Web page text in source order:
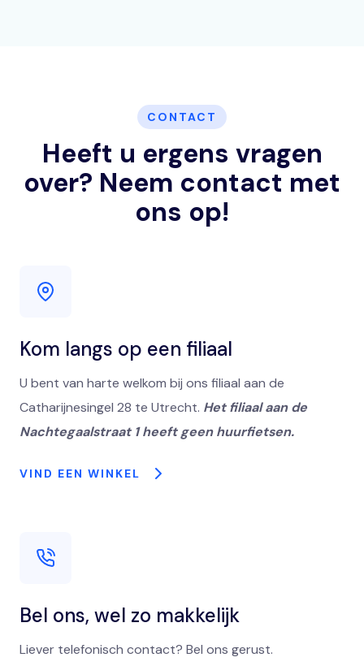
CONTACT
Heeft u ergens vragen
over? Neem contact met
ons op!
Kom langs op een filiaal
U bent van harte welkom bij ons filiaal aan de
Catharijnesingel 28 te Utrecht. Het filiaal aan de
Nachtegaalstraat 1 heeft geen huurfietsen.
VIND EEN WINKEL
Bel ons, wel zo makkelijk
Liever telefonisch contact? Bel ons gerust.